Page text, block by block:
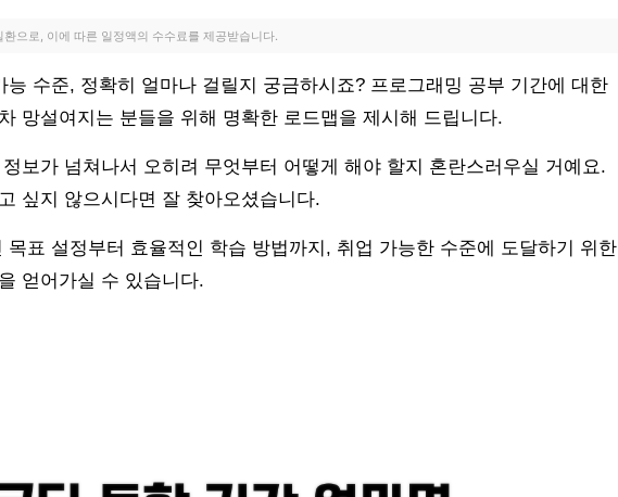
으로, 이에 따른 일정액의 수수료를 제공받습니다.
능 수준, 정확히 얼마나 걸릴지 궁금하시죠? 프로그래밍 공부 기간에 대한
망설여지는 분들을 위해 명확한 로드맵을 제시해 드립니다.
보가 넘쳐나서 오히려 무엇부터 어떻게 해야 할지 혼란스러우실 거예요.
싶지 않으시다면 잘 찾아오셨습니다.
목표 설정부터 효율적인 학습 방법까지, 취업 가능한 수준에 도달하기 위한
얻어가실 수 있습니다.